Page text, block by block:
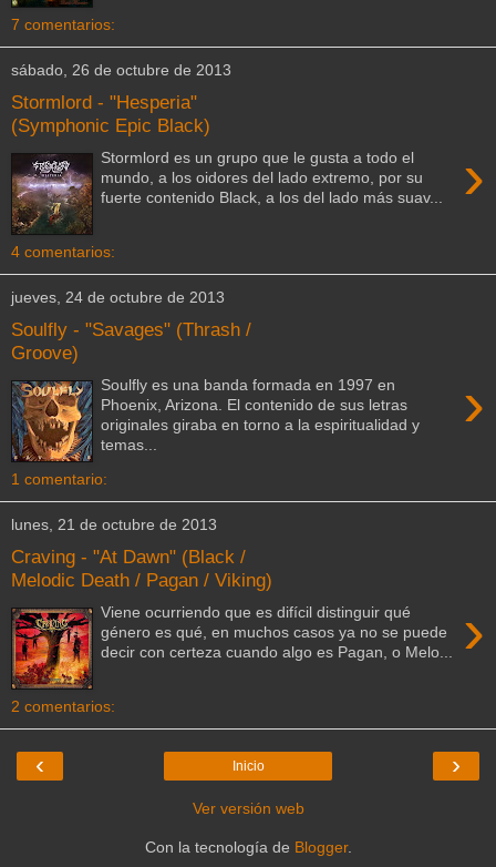
7 comentarios:
sábado, 26 de octubre de 2013
Stormlord - "Hesperia"
(Symphonic Epic Black)
›
Stormlord es un grupo que le gusta a todo el
mundo, a los oidores del lado extremo, por su
fuerte contenido Black, a los del lado más suav...
4 comentarios:
jueves, 24 de octubre de 2013
Soulfly - "Savages" (Thrash /
Groove)
›
Soulfly es una banda formada en 1997 en
Phoenix, Arizona. El contenido de sus letras
originales giraba en torno a la espiritualidad y
temas...
1 comentario:
lunes, 21 de octubre de 2013
Craving - "At Dawn" (Black /
Melodic Death / Pagan / Viking)
›
Viene ocurriendo que es difícil distinguir qué
género es qué, en muchos casos ya no se puede
decir con certeza cuando algo es Pagan, o Melo...
2 comentarios:
‹ ›
Inicio
Ver versión web
Con la tecnología de Blogger.